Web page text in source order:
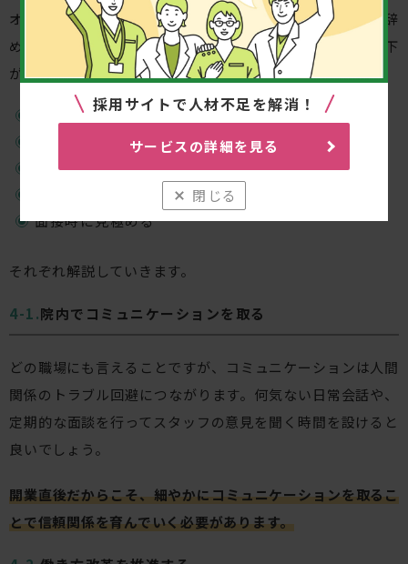
オープニングスタッフの退職を防ぐためには、スタッフが辞
めてしまう原因を取り除くことが重要です。具体的には以下
が挙げられます。
院内でコミュニケーションを取る
働き方改革を推進する
採用前に条件を明確にする
面接時に見極める
それぞれ解説していきます。
院内でコミュニケーションを取る
どの職場にも言えることですが、コミュニケーションは人間
関係のトラブル回避につながります。何気ない日常会話や、
定期的な面談を行ってスタッフの意見を聞く時間を設けると
良いでしょう。
開業直後だからこそ、細やかにコミュニケーションを取るこ
とで信頼関係を育んでいく必要があります。
採用サイトで人材不足を解消！
サービスの詳細を見る
閉じる